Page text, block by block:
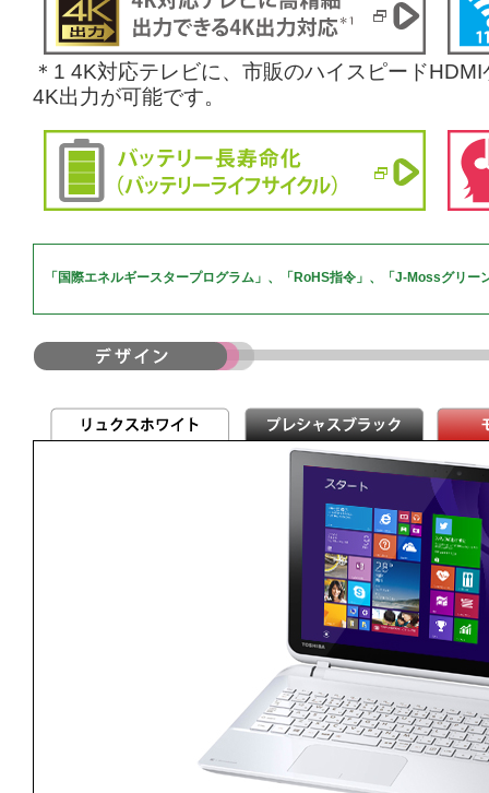
＊1 4K対応テレビに、市販のハイスピード
4K出力が可能です。
「国際エネルギースタープログラム」、「RoHS指令」、「J-Mossグリー